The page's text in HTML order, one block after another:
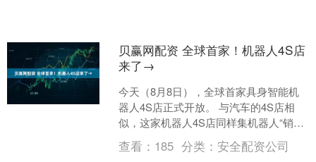
贝赢网配资 全球首家！机器人4S店
来了→
今天（8月8日），全球首家具身智能机
器人4S店正式开放。 与汽车的4S店相
似，这家机器人4S店同样集机器人“销售
（Sale）、零配件供应
（Sparepart）、....
查看： 185 分类：安全配资公司